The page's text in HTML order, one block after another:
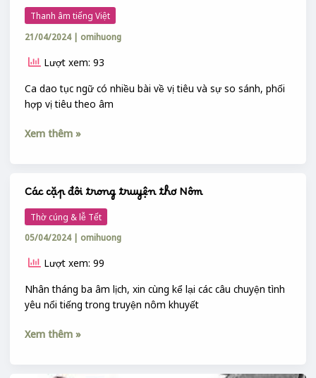
Thanh âm tiếng Việt
21/04/2024 | omihuong
Lượt xem: 93
Ca dao tục ngữ có nhiều bài về vị tiêu và sự so sánh, phối
hợp vị tiêu theo âm
Xem thêm »
Các cặp đôi trong truyện thơ Nôm
Thờ cúng & lễ Tết
05/04/2024 | omihuong
Lượt xem: 99
Nhân tháng ba âm lịch, xin cùng kể lại các câu chuyện tình
yêu nổi tiếng trong truyện nôm khuyết
Các
cặp
đôi
trong
truyện
thơ
Nôm
Xem thêm »